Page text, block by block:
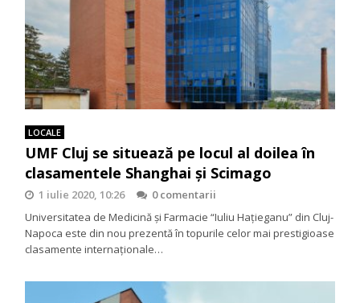
LOCALE
UMF Cluj se situează pe locul al doilea în
clasamentele Shanghai și Scimago
1 iulie 2020, 10:26
0 comentarii
Universitatea de Medicină și Farmacie “Iuliu Hațieganu” din Cluj-
Napoca este din nou prezentă în topurile celor mai prestigioase
clasamente internaționale…